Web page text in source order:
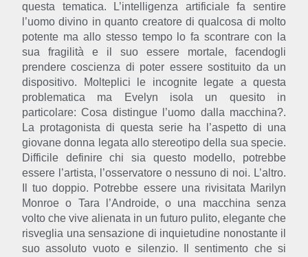
questa tematica. L’intelligenza artificiale fa sentire
l’uomo divino in quanto creatore di qualcosa di molto
potente ma allo stesso tempo lo fa scontrare con la
sua fragilità e il suo essere mortale, facendogli
prendere coscienza di poter essere sostituito da un
dispositivo. Molteplici le incognite legate a questa
problematica ma Evelyn isola un quesito in
particolare: Cosa distingue l’uomo dalla macchina?.
La protagonista di questa serie ha l’aspetto di una
giovane donna legata allo stereotipo della sua specie.
Difficile definire chi sia questo modello, potrebbe
essere l’artista, l’osservatore o nessuno di noi. L’altro.
Il tuo doppio. Potrebbe essere una rivisitata Marilyn
Monroe o Tara l’Androide, o una macchina senza
volto che vive alienata in un futuro pulito, elegante che
risveglia una sensazione di inquietudine nonostante il
suo assoluto vuoto e silenzio. Il sentimento che si